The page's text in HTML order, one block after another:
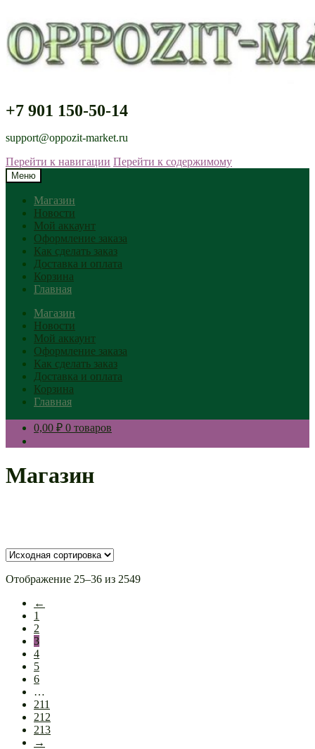
+7 901 150-50-14
support@oppozit-market.ru
Перейти к навигации Перейти к содержимому
Меню
Магазин
Новости
Мой аккаунт
Оформление заказа
Как сделать заказ
Доставка и оплата
Корзина
Главная
Магазин
Новости
Мой аккаунт
Оформление заказа
Как сделать заказ
Доставка и оплата
Корзина
Главная
0,00 ₽ 0 товаров
Магазин
Отображение 25–36 из 2549
←
1
2
3
4
5
6
…
211
212
213
→